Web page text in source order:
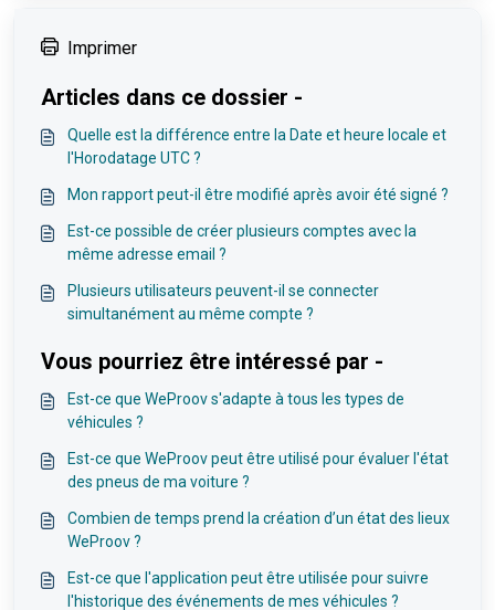
Imprimer
Articles dans ce dossier -
Quelle est la différence entre la Date et heure locale et
l'Horodatage UTC ?
Mon rapport peut-il être modifié après avoir été signé ?
Est-ce possible de créer plusieurs comptes avec la
même adresse email ?
Plusieurs utilisateurs peuvent-il se connecter
simultanément au même compte ?
Vous pourriez être intéressé par -
Est-ce que WeProov s'adapte à tous les types de
véhicules ?
Est-ce que WeProov peut être utilisé pour évaluer l'état
des pneus de ma voiture ?
Combien de temps prend la création d’un état des lieux
WeProov ?
Est-ce que l'application peut être utilisée pour suivre
l'historique des événements de mes véhicules ?